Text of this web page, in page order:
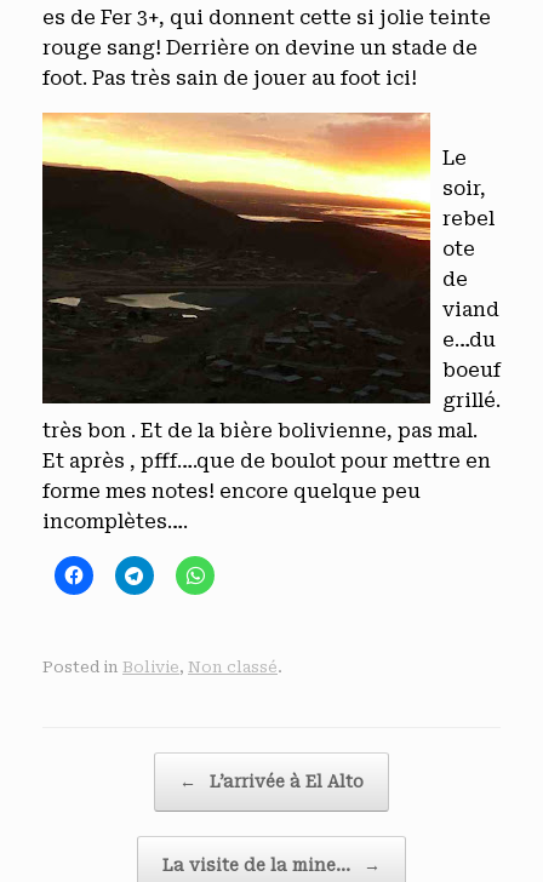
es de Fer 3+, qui donnent cette si jolie teinte
rouge sang! Derrière on devine un stade de
foot. Pas très sain de jouer au foot ici!
Le
soir,
rebel
ote
de
viand
e…du
boeuf
grillé.
très bon . Et de la bière bolivienne, pas mal.
Et après , pfff….que de boulot pour mettre en
forme mes notes! encore quelque peu
incomplètes….
Posted in Bolivie, Non classé.
← L’arrivée à El Alto
La visite de la mine… →